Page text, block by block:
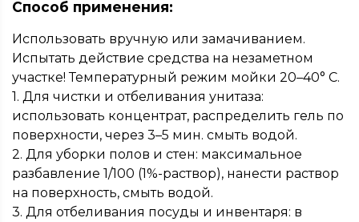
Способ применения:
Использовать вручную или замачиванием.
Испытать действие средства на незаметном
участке! Температурный режим мойки 20–40° С.
1. Для чистки и отбеливания унитаза:
использовать концентрат, распределить гель по
поверхности, через 3–5 мин. смыть водой.
2. Для уборки полов и стен: максимальное
разбавление 1/100 (1%-раствор), нанести раствор
на поверхность, смыть водой.
3. Для отбеливания посуды и инвентаря: в